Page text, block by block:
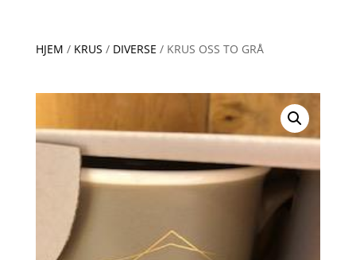
HJEM / KRUS / DIVERSE / KRUS OSS TO GRÅ